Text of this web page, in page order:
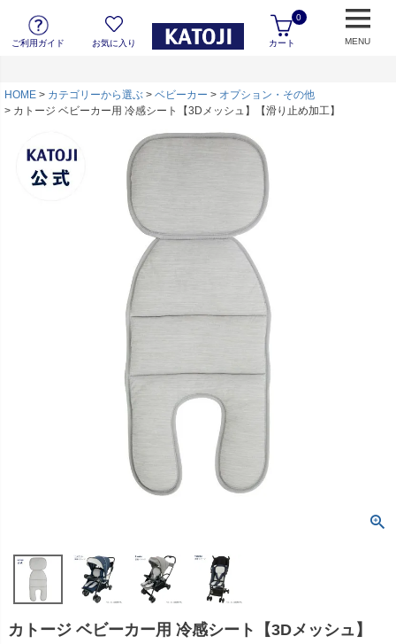
ご利用ガイド お気に入り カート
0
MENU
HOME カテゴリーから選ぶ ベビーカー
オプション・その他
カトージ ベビーカー用 冷感シート【3Dメッシュ】【滑り止め加工】
カトージ ベビーカー用 冷感シート【3Dメッシュ】